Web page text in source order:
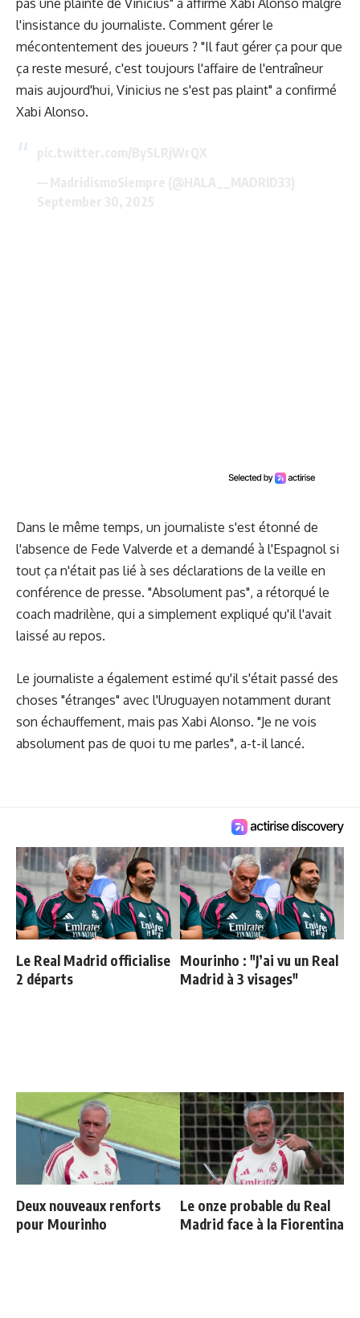
l'insistance du journaliste. Comment gérer le
mécontentement des joueurs ? "Il faut gérer ça pour que
ça reste mesuré, c'est toujours l'affaire de l'entraîneur
mais aujourd'hui, Vinicius ne s'est pas plaint" a confirmé
Xabi Alonso.
Dans le même temps, un journaliste s'est étonné de
l'absence de Fede Valverde et a demandé à l'Espagnol si
tout ça n'était pas lié à ses déclarations de la veille en
conférence de presse. "Absolument pas", a rétorqué le
coach madrilène, qui a simplement expliqué qu'il l'avait
laissé au repos.
Le journaliste a également estimé qu'il s'était passé des
choses "étranges" avec l'Uruguayen notamment durant
son échauffement, mais pas Xabi Alonso. "Je ne vois
absolument pas de quoi tu me parles", a-t-il lancé.
Le Real Madrid officialise
2 départs
Mourinho : "J’ai vu un Real
Madrid à 3 visages"
Deux nouveaux renforts
pour Mourinho
Le onze probable du Real
Madrid face à la Fiorentina